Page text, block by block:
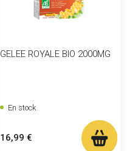
GELEE ROYALE BIO 2000MG
En stock
Prix
16,99 €